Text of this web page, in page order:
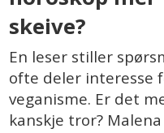
skeive?
En leser stiller
ofte deler interesse
veganisme. Er det
kanskje tror?